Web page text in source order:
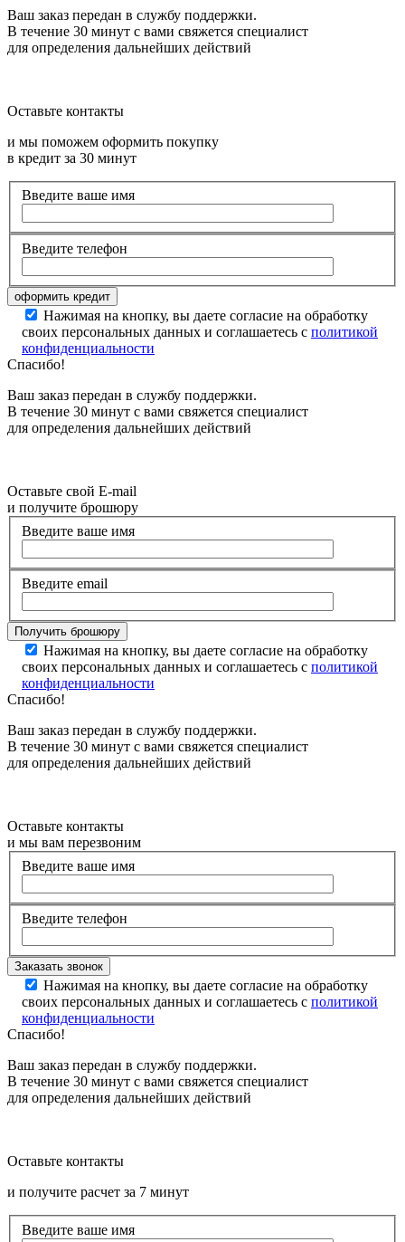
Ваш заказ передан в службу поддержки.
В течение 30 минут с вами свяжется специалист
для определения дальнейших действий
Оставьте контакты
и мы поможем оформить покупку
в кредит за 30 минут
Введите ваше имя
Введите телефон
Нажимая на кнопку, вы даете согласие на обработку
своих персональных данных и соглашаетесь с политикой
конфиденциальности
Спасибо!
Ваш заказ передан в службу поддержки.
В течение 30 минут с вами свяжется специалист
для определения дальнейших действий
Оставьте свой E-mail
и получите брошюру
Введите ваше имя
Введите email
Нажимая на кнопку, вы даете согласие на обработку
своих персональных данных и соглашаетесь с политикой
конфиденциальности
Спасибо!
Ваш заказ передан в службу поддержки.
В течение 30 минут с вами свяжется специалист
для определения дальнейших действий
Оставьте контакты
и мы вам перезвоним
Введите ваше имя
Введите телефон
Нажимая на кнопку, вы даете согласие на обработку
своих персональных данных и соглашаетесь с политикой
конфиденциальности
Спасибо!
Ваш заказ передан в службу поддержки.
В течение 30 минут с вами свяжется специалист
для определения дальнейших действий
Оставьте контакты
и получите расчет за 7 минут
Введите ваше имя